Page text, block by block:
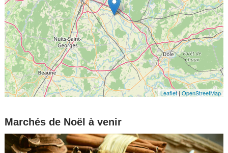
Leaflet|OpenStreetMap
Marchés de Noël à venir